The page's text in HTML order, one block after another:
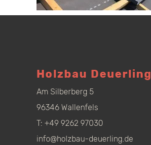
Holzbau Deuerling
Am Silberberg 5
96346 Wallenfels
T: +49 9262 97030
info@holzbau-deuerling.de